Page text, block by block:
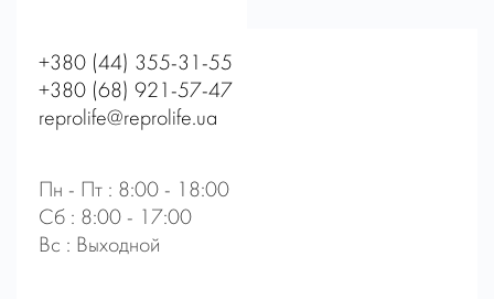
+380 (44) 355-31-55
+380 (68) 921-57-47
reprolife@reprolife.ua
Пн - Пт : 8:00 - 18:00
Сб : 8:00 - 17:00
Вс : Выходной